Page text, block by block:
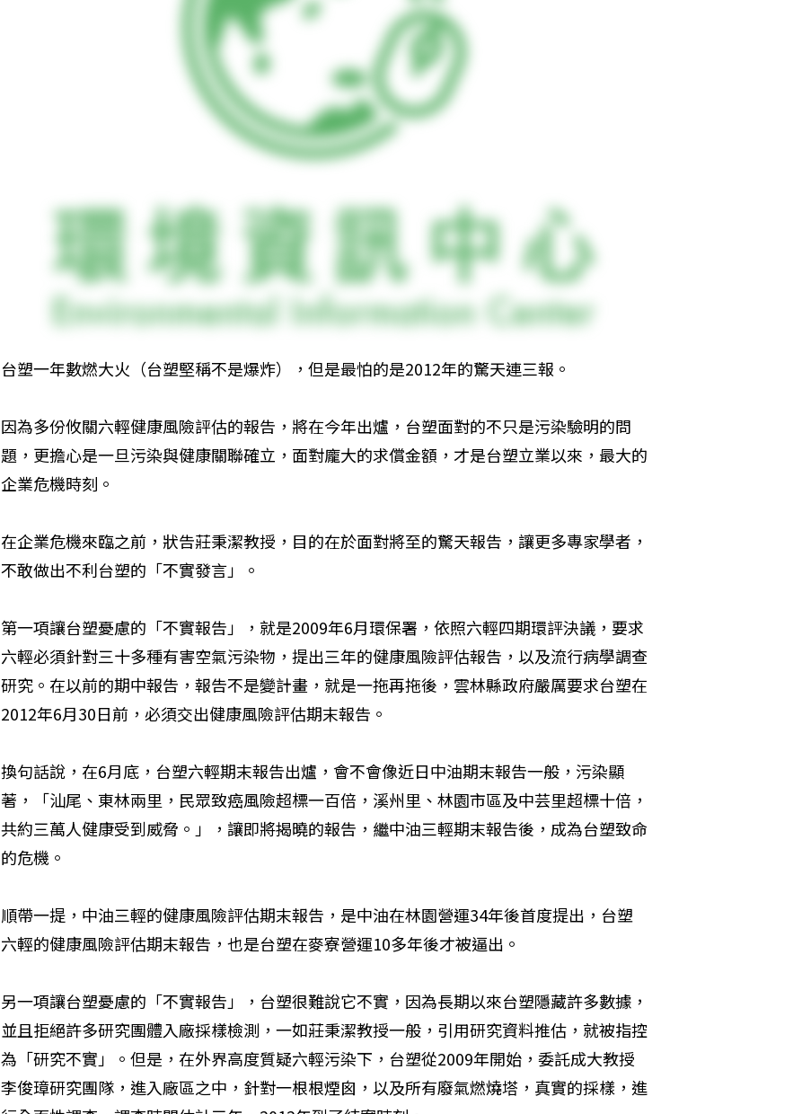
台塑一年數燃大火（台塑堅稱不是爆炸），但是最怕的是2012年的驚天連三報。
因為多份攸關六輕健康風險評估的報告，將在今年出爐，台塑面對的不只是污染驗明的問
題，更擔心是一旦污染與健康關聯確立，面對龐大的求償金額，才是台塑立業以來，最大的
企業危機時刻。
在企業危機來臨之前，狀告莊秉潔教授，目的在於面對將至的驚天報告，讓更多專家學者，
不敢做出不利台塑的「不實發言」。
第一項讓台塑憂慮的「不實報告」，就是2009年6月環保署，依照六輕四期環評決議，要求
六輕必須針對三十多種有害空氣污染物，提出三年的健康風險評估報告，以及流行病學調查
研究。在以前的期中報告，報告不是變計畫，就是一拖再拖後，雲林縣政府嚴厲要求台塑在
2012年6月30日前，必須交出健康風險評估期末報告。
換句話說，在6月底，台塑六輕期末報告出爐，會不會像近日中油期末報告一般，污染顯
著，「汕尾、東林兩里，民眾致癌風險超標一百倍，溪州里、林園市區及中芸里超標十倍，
共約三萬人健康受到威脅。」，讓即將揭曉的報告，繼中油三輕期末報告後，成為台塑致命
的危機。
順帶一提，中油三輕的健康風險評估期末報告，是中油在林園營運34年後首度提出，台塑
六輕的健康風險評估期末報告，也是台塑在麥寮營運10多年後才被逼出。
另一項讓台塑憂慮的「不實報告」，台塑很難說它不實，因為長期以來台塑隱藏許多數據，
並且拒絕許多研究團體入廠採樣檢測，一如莊秉潔教授一般，引用研究資料推估，就被指控
為「研究不實」。但是，在外界高度質疑六輕污染下，台塑從2009年開始，委託成大教授
李俊璋研究團隊，進入廠區之中，針對一根根煙囪，以及所有廢氣燃燒塔，真實的採樣，進